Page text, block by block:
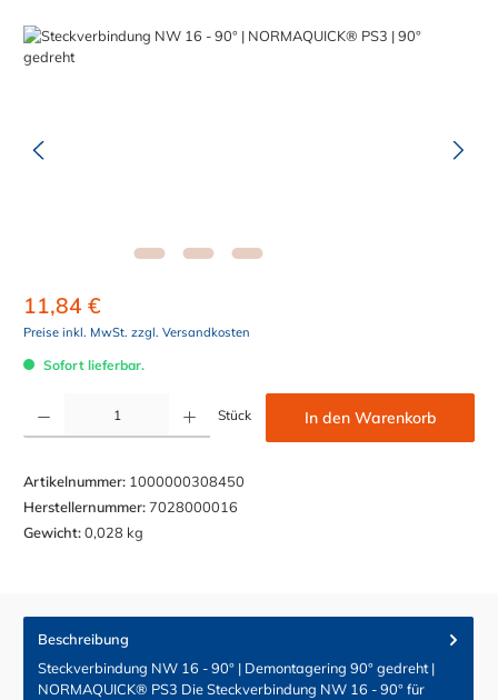
Bildergalerie überspringen
11,84 €
Preise inkl. MwSt. zzgl. Versandkosten
Sofort lieferbar.
Stück In den Warenkorb
Artikelnummer: 1000000308450
Herstellernummer:7028000016
Gewicht:0,028 kg
Beschreibung
Steckverbindung NW 16 - 90° | Demontagering 90° gedreht |
NORMAQUICK® PS3 Die Steckverbindung NW 16 - 90° für